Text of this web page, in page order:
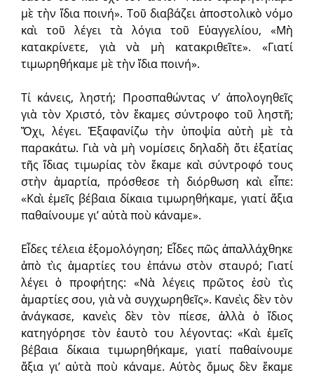
μὲ τὴν ἴδια ποινή». Τοῦ διαβάζει ἀποστολικὸ νόμο
καὶ τοῦ λέγει τὰ λόγια τοῦ Εὐαγγελίου, «Μὴ
κατακρίνετε, γιὰ νὰ μὴ κατακριθεῖτε». «Γιατί
τιμωρηθήκαμε μὲ τὴν ἴδια ποινή».
Τί κάνεις, ληστή; Προσπαθώντας ν’ ἀπολογηθεῖς
γιὰ τὸν Χριστό, τὸν ἔκαμες σύντροφο τοῦ ληστῆ;
Ὄχι, λέγει. Ἐξαφανίζω τὴν ὑποψία αὐτὴ μὲ τὰ
παρακάτω. Γιὰ νὰ μὴ νομίσεις δηλαδὴ ὅτι ἐξατίας
τῆς ἴδιας τιμωρίας τὸν ἔκαμε καὶ σύντροφό τους
στὴν ἁμαρτία, πρόσθεσε τὴ διόρθωση καὶ εἶπε:
«Καὶ ἐμεῖς βέβαια δίκαια τιμωρηθήκαμε, γιατί ἄξια
παθαίνουμε γι’ αὐτὰ ποὺ κάναμε».
Εἶδες τέλεια ἐξομολόγηση; Εἶδες πῶς ἀπαλλάχθηκε
ἀπὸ τὶς ἁμαρτίες του ἐπάνω στὸν σταυρό; Γιατί
λέγει ὁ προφήτης: «Νὰ λέγεις πρῶτος ἐσὺ τὶς
ἁμαρτίες σου, γιὰ νὰ συγχωρηθεῖς». Κανεὶς δὲν τὸν
ἀνάγκασε, κανεὶς δὲν τὸν πίεσε, ἀλλὰ ὁ ἴδιος
κατηγόρησε τὸν ἑαυτὸ του λέγοντας: «Καὶ ἐμεῖς
βέβαια δίκαια τιμωρηθήκαμε, γιατί παθαίνουμε
ἄξια γι’ αὐτὰ ποὺ κάναμε. Αὐτὸς ὅμως δὲν ἔκαμε